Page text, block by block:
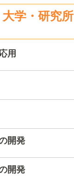
学・研究所
用
開発
開発